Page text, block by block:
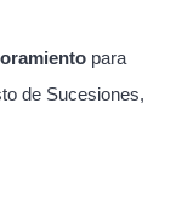
para
de Sucesiones,